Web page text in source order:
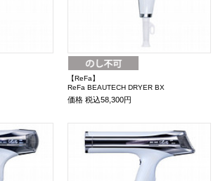
【ReFa】
ReFa BEAUTECH DRYER BX
価格 税込58,300円